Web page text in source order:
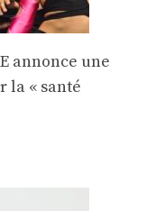
annonce une
la « santé